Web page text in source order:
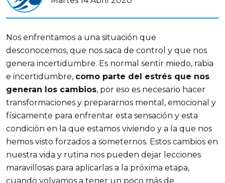
Nos enfrentamos a una situación que
desconocemos, que nos saca de control y que nos
genera incertidumbre. Es normal sentir miedo, rabia
e incertidumbre, como parte del estrés que nos
generan los cambios, por eso es necesario hacer
transformaciones y prepararnos mental, emocional y
físicamente para enfrentar esta sensación y esta
condición en la que estamos viviendo y a la que nos
hemos visto forzados a someternos. Estos cambios en
nuestra vida y rutina nos pueden dejar lecciones
maravillosas para aplicarlas a la próxima etapa,
cuando volvamos a tener un poco más de